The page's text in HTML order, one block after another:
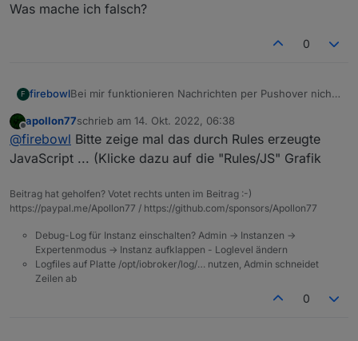
Was mache ich falsch?
0
F firebowlBei mir funktionieren Nachrichten per Pushover nicht.
definiert" angezeigt.
Offline
apollon77schrieb am 14. Okt. 2022, 06:38
zuletzt editiert von
@firebowl Bitte zeige mal das durch Rules erzeugte
JavaScript ... (Klicke dazu auf die "Rules/JS" Grafik
Beitrag hat geholfen? Votet rechts unten im Beitrag :-)
https://paypal.me/Apollon77 / https://github.com/sponsors/Apollon77
Debug-Log für Instanz einschalten? Admin -> Instanzen ->
Expertenmodus -> Instanz aufklappen - Loglevel ändern
Logfiles auf Platte /opt/iobroker/log/… nutzen, Admin schneidet
Zeilen ab
0